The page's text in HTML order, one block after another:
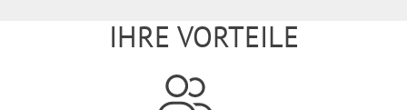
IHRE VORTEILE